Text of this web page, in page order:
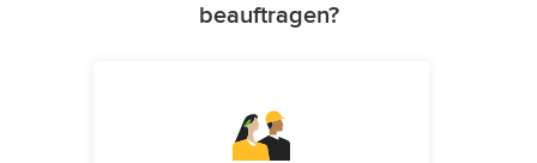
beauftragen?